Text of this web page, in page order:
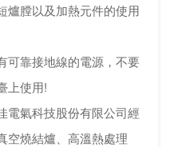
爐膛以及加熱元件的使用
靠接地線的電源，不要
上使用!
氣科技股份有限公司經
空燒結爐、高溫熱處理